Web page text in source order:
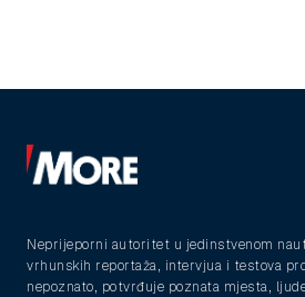
Neprijeporni autoritet u jedinstvenom
vrhunskih reportaža, intervjua i testova
nepoznato, potvrđuje poznata mjesta,